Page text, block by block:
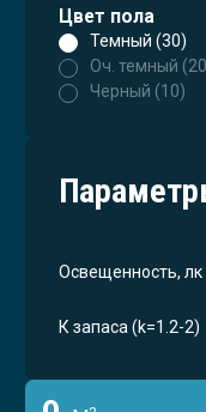
Цвет пола
Темный (30)
Оч. темный
Черный (10)
Освещенность, лк
К запаса (k=1.2-2)